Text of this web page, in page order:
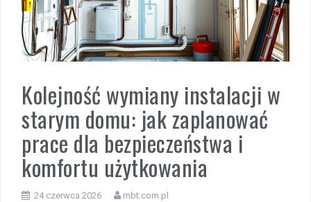
Kolejność wymiany instalacji w
starym domu: jak zaplanować
prace dla bezpieczeństwa i
komfortu użytkowania
24 czerwca 2026 mbt.com.pl